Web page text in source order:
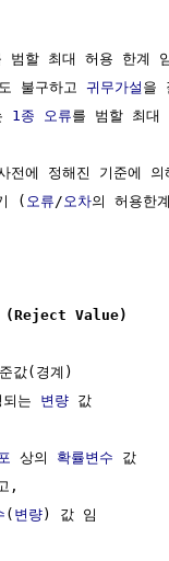
범할 최대 허용 한계
불구하고 귀무가설 을
1종 오류를 범할 최대
전에 정해진 기준에 의
( 오류 / 오차의 허용
(Reject Value)
기준값(경계)
는
변량 값
상의 확률변수 값
,
( 변량) 값 임